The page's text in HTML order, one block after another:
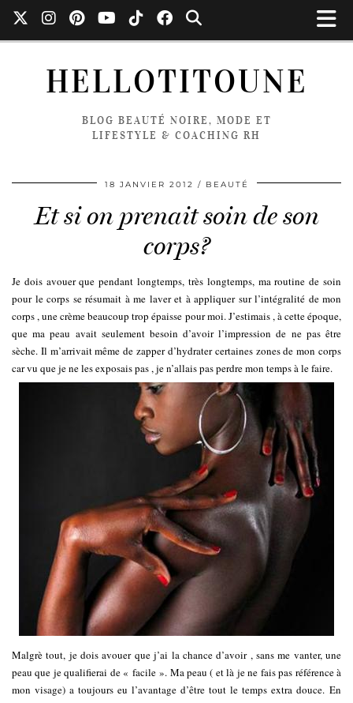
HELLOTITOUNE
BLOG BEAUTÉ NOIRE, MODE ET
LIFESTYLE & COACHING RH
18 JANVIER 2012 BEAUTÉ
Et si on prenait soin de son
corps?
Je dois avouer que pendant longtemps, très longtemps, ma routine de soin
pour le corps se résumait à me laver et à appliquer sur l’intégralité de mon
corps , une crème beaucoup trop épaisse pour moi. J’estimais , à cette époque,
que ma peau avait seulement besoin d’avoir l’impression de ne pas être
sèche. Il m’arrivait même de zapper d’hydrater certaines zones de mon corps
car vu que je ne les exposais pas , je n’allais pas perdre mon temps à le faire.
Malgrè tout, je dois avouer que j’ai la chance d’avoir , sans me vanter, une
peau que je qualifierai de « facile ». Ma peau ( et là je ne fais pas référence à
mon visage) a toujours eu l’avantage d’être tout le temps extra douce. En